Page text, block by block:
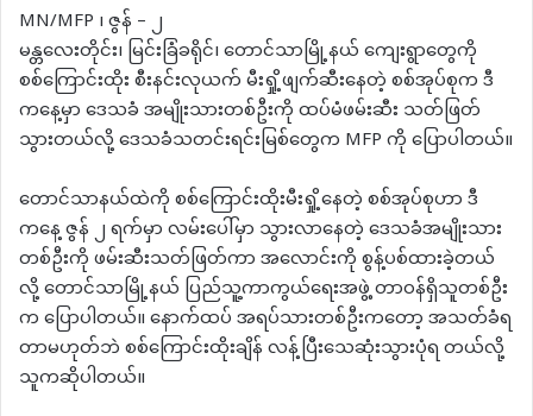
MN/MFP ၊ ဇွန် – ၂
မန္တလေးတိုင်း၊ မြင်းခြံခရိုင်၊ တောင်သာမြို့နယ် ကျေးရွာတွေကို
စစ်ကြောင်းထိုး စီးနင်းလုယက် မီးရှို့ဖျက်ဆီးနေတဲ့ စစ်အုပ်စုက ဒီ
ကနေ့မှာ ဒေသခံ အမျိုးသားတစ်ဦးကို ထပ်မံဖမ်းဆီး သတ်ဖြတ်
သွားတယ်လို့ ဒေသခံသတင်းရင်းမြစ်တွေက MFP ကို ပြောပါတယ်။
တောင်သာနယ်ထဲကို စစ်ကြောင်းထိုးမီးရှို့နေတဲ့ စစ်အုပ်စုဟာ ဒီ
ကနေ့ ဇွန် ၂ ရက်မှာ လမ်းပေါ်မှာ သွားလာနေတဲ့ ဒေသခံအမျိုးသား
တစ်ဦးကို ဖမ်းဆီးသတ်ဖြတ်ကာ အလောင်းကို စွန့်ပစ်ထားခဲ့တယ်
လို့ တောင်သာမြို့နယ် ပြည်သူ့ကာကွယ်ရေးအဖွဲ့ တာဝန်ရှိသူတစ်ဦး
က ပြောပါတယ်။ နောက်ထပ် အရပ်သားတစ်ဦးကတော့ အသတ်ခံရ
တာမဟုတ်ဘဲ စစ်ကြောင်းထိုးချိန် လန့်ပြီးသေဆုံးသွားပုံရ တယ်လို့
သူကဆိုပါတယ်။